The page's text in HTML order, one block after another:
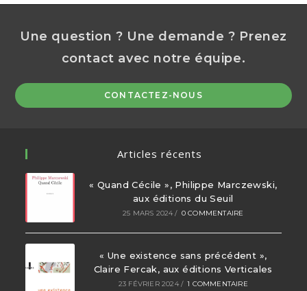
Une question ? Une demande ? Prenez
contact avec notre équipe.
CONTACTEZ-NOUS
Articles récents
« Quand Cécile », Philippe Marczewski,
aux éditions du Seuil
25 MARS 2024 / 0 COMMENTAIRE
« Une existence sans précédent »,
Claire Fercak, aux éditions Verticales
23 FÉVRIER 2024 / 1 COMMENTAIRE